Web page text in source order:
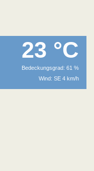
23 °C
Bedeckungsgrad: 61 %
Wind: SE 4 km/h